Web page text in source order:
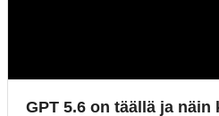
GPT 5.6 on täällä ja näin